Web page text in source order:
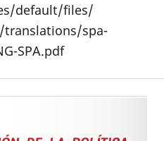
default/files/
spa-
SPA.pdf